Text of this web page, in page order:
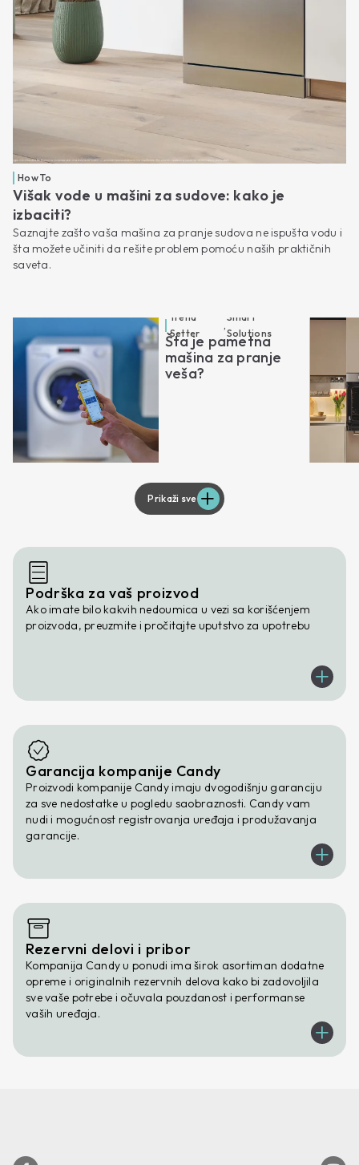
Trend
Setter
,
Smart
Solutions
Šta je pametna
mašina za pranje
veša?
How To
Višak vode u mašini za sudove: kako je
izbaciti?
Saznajte zašto vaša mašina za pranje sudova ne ispušta vodu i
šta možete učiniti da rešite problem pomoću naših praktičnih
saveta.
Prikaži sve
Podrška za vaš proizvod
Ako imate bilo kakvih nedoumica u vezi sa korišćenjem
proizvoda, preuzmite i pročitajte uputstvo za upotrebu
Garancija kompanije Candy
Proizvodi kompanije Candy imaju dvogodišnju garanciju
za sve nedostatke u pogledu saobraznosti. Candy vam
nudi i mogućnost registrovanja uređaja i produžavanja
garancije.
Rezervni delovi i pribor
Kompanija Candy u ponudi ima širok asortiman dodatne
opreme i originalnih rezervnih delova kako bi zadovoljila
sve vaše potrebe i očuvala pouzdanost i performanse
vaših uređaja.